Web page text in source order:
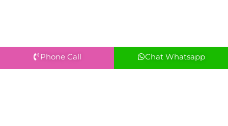
Phone Call Chat Whatsapp